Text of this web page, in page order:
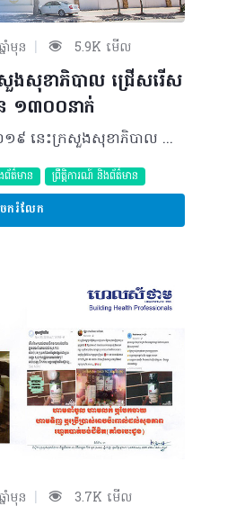
ាំមុន | 5.9K មើល
សុខាភិបាល ជ្រើសរើស
១៣០០នាក់
កាលពីថ្ងៃទី១០ ឧសភា ឆ្នាំ២០១៩ នេះក្រសួងសុខាភិបាល បានចេញសេចក្តីជូនដំណឹងជាសាធារណៈដល់បេក្ខជន បេក្ខនារី និងមន្ត្រីរាជការទូទៅ ដែលមានបំណងចូលបម្រើការងារជាមន្ត្រីរាជការក្នុងក្របខណ្ឌក្រសួងសុខាភិបាល អំពីព័ត៌មានស្តីពីការជ្រើសរើសមន្ត្រីរាជការចំនួន ១៣០០នាក់ដើម្បីដាក់ឲ្យចូលបម្រើការតាមអង្គភាពនានានៃក្របខណ្ឌសុខាភិបាល។ ការប្រឡងប្រជែង នឹងត្រូវធ្វើឡើងរយៈពេល ២ម៉ោងដោយមានវិញ្ញាសាសរសេរតាមមុខជំនាញវិជ្ជាជីវៈ និងចំណេះដឹងទូទៅ ដោយតម្រូវឲ្យបេក្ខជនទាំងអស់ដាក់ពាក់ចូលប្រឡងឲ្យបានមុនថ្ងៃទី៥ ខែកក្កដា ឆ្នាំ២០១៩ វេលាម៉ោង ១៧៖០០ នាទី។ ©2019 រក្សាសិទ្ធិគ្រប់យ៉ាងដោយ Healthtime Corporation ចំពោះគ្រប់អត្ថបទដោយគ្មានផ្នែកណាមួយត្រូវបោះពុម្ពផ្សាយចូល ប្រព័ន្ធអ៊ីនធឺណែតឧបករណ៍អេឡិចត្រូនិកអាត់ជាសំឡេងឬថតចំលងគ្រប់រូបភាពដោយគ្មានការអនុញ្ញាតឡើយ
ព័ត៌មាន ព្រឹត្តិការណ៍ និងព័ត៌មាន
ករំលែក
ាំមុន | 3.7K មើល